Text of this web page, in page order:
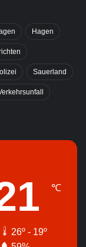
Hagen
Sauerland
℃
26º - 19º